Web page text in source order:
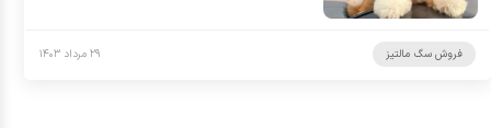
فروش سگ مالتیز ۲۹ مرداد ۱۴۰۳